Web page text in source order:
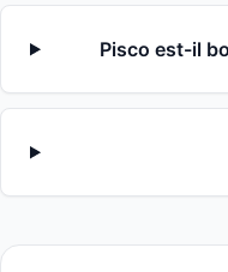
Pisco est-il